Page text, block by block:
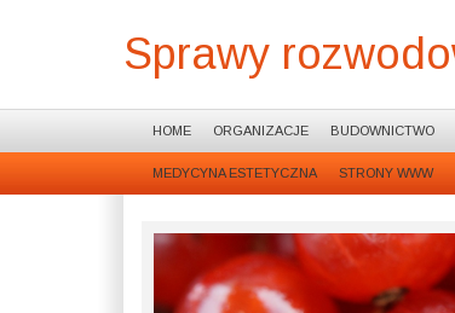
Sprawy
HOME ORGANIZACJE BUDOWNICTWO
MEDYCYNA ESTETYCZNA STRONY WWW